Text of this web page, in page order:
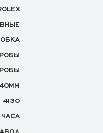
40ММ
4130
ЧАСА